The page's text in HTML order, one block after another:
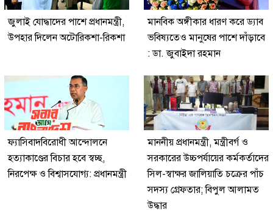
জুলাই যোদ্ধাদের পাশে প্রধানমন্ত্রী,
উপহার দিলেন অটোরিকশা-রিকশা
মানবিক অঙ্গীকার ধারণ করে ড্যাব
ভবিষ্যতেও মানুষের পাশে দাঁড়াবে
: ডা. জুবাইদা রহমান
ফ্যাসিবাদবিরোধী আন্দোলনে
হত্যাকাণ্ডের বিচার হবে স্বচ্ছ,
নিরপেক্ষ ও বিশ্বাসযোগ্য: প্রধানমন্ত্রী
মাননীয় প্রধানমন্ত্রী, মন্ত্রীবর্গ ও
সরকারের উচ্চপর্যায়ের কর্মকর্তাদের
সিল-স্বাক্ষর জালিয়াতি চক্রের পাঁচ
সদস্য গ্রেফতার; বিপুল আলামত
উদ্ধার